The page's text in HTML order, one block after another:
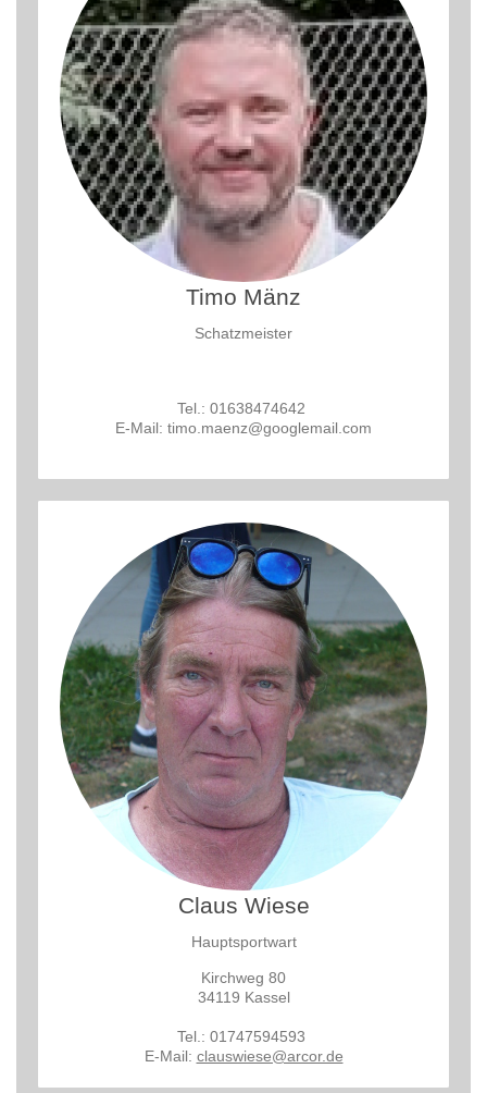
Timo Mänz
Schatzmeister
Tel.: 01638474642
E-Mail: timo.maenz@googlemail.com
Claus Wiese
Hauptsportwart
Kirchweg 80
34119 Kassel
Tel.: 01747594593
E-Mail: clauswiese@arcor.de